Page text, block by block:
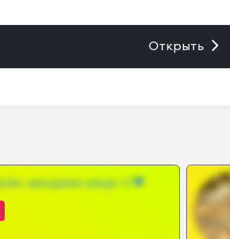
Открыть
шкодных шкур тг❤